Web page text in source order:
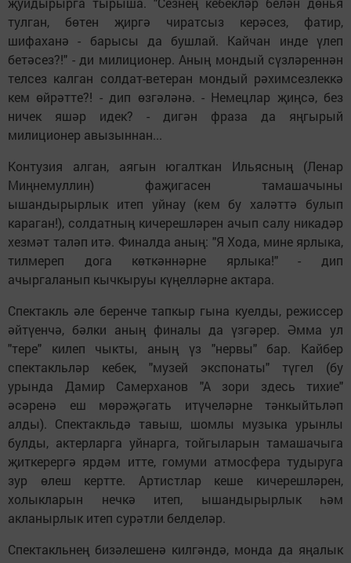
тулган, бөтен җиргә чиратсыз керәсез, фатир,
шифаханә - барысы да бушлай. Кайчан инде үлеп
бетәсез?!" - ди милиционер. Аның мондый сүзләреннән
телсез калган солдат-ветеран мондый рәхимсезлеккә
кем өйрәтте?! - дип өзгәләнә. - Немецлар җиңсә, без
ничек яшәр идек? - дигән фраза да яңгырый
милиционер авызыннан...
Контузия алган, аягын югалткан Ильясның (Ленар
Миңнемуллин) фаҗигасен тамашачыны
ышандырырлык итеп уйнау (кем бу халәттә булып
караган!), солдатның кичерешләрен ачып салу никадәр
хезмәт таләп итә. Финалда аның: "Я Хода, мине ярлыка,
тилмереп дога көткәннәрне ярлыка!" - дип
ачыргаланып кычкыруы күңелләрне актара.
Спектакль әле беренче тапкыр гына куелды, режиссер
әйтүенчә, бәлки аның финалы да үзгәрер. Әмма ул
"тере" килеп чыкты, аның үз "нервы" бар. Кайбер
спектакльләр кебек, "музей экспонаты" түгел (бу
урында Дамир Самерханов "А зори здесь тихие"
әсәренә еш мөрәҗәгать итүчеләрне тәнкыйтьләп
алды). Спектакльдә тавыш, шомлы музыка урынлы
булды, актерларга уйнарга, тойгыларын тамашачыга
җиткерергә ярдәм итте, гомуми атмосфера тудыруга
зур өлеш кертте. Артистлар кеше кичерешләрен,
холыкларын нечкә итеп, ышандырырлык һәм
акланырлык итеп сурәтли белделәр.
Спектакльнең бизәлешенә килгәндә, монда да яңалык